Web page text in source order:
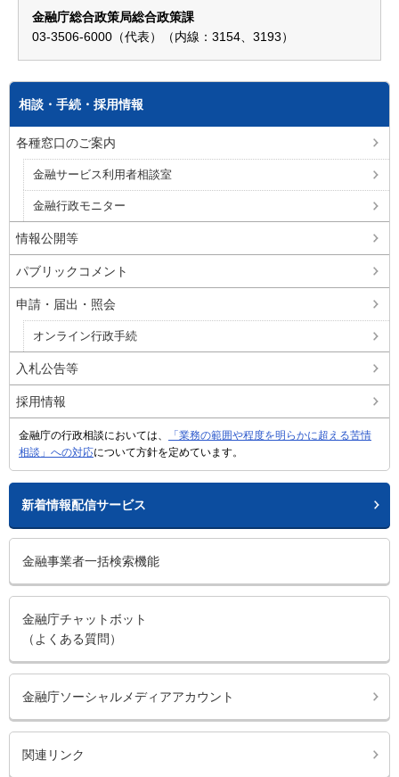
金融庁総合政策局総合政策課
03-3506-6000（代表）（内線：3154、3193）
相談・手続・採用情報
各種窓口のご案内
金融サービス利用者相談室
金融行政モニター
情報公開等
パブリックコメント
申請・届出・照会
オンライン行政手続
入札公告等
採用情報
金融庁の行政相談においては、
「業務の範囲や程度を明らかに超える苦情
相談」への対応について方針を定めています。
新着情報配信サービス
金融事業者一括検索機能
金融庁チャットボット
（よくある質問）
金融庁ソーシャルメディアアカウント
関連リンク